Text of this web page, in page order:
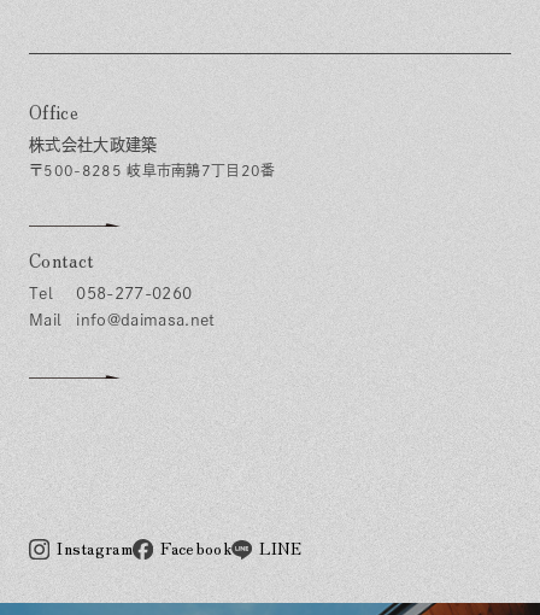
Office
株式会社大政建築
〒500-8285 岐阜市南鶉7丁目20番
Contact
058-277-0260
info@daimasa.net
Instagram Facebook LINE